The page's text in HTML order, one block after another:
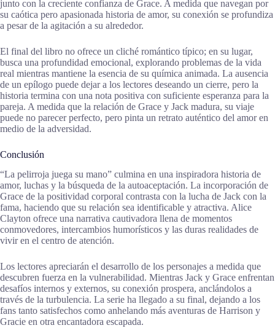
junto con la creciente confianza de Grace. A medida que navegan por
su caótica pero apasionada historia de amor, su conexión se profundiza
a pesar de la agitación a su alrededor.
El final del libro no ofrece un cliché romántico típico; en su lugar,
busca una profundidad emocional, explorando problemas de la vida
real mientras mantiene la esencia de su química animada. La ausencia
de un epílogo puede dejar a los lectores deseando un cierre, pero la
historia termina con una nota positiva con suficiente esperanza para la
pareja. A medida que la relación de Grace y Jack madura, su viaje
puede no parecer perfecto, pero pinta un retrato auténtico del amor en
medio de la adversidad.
Conclusión
“La pelirroja juega su mano” culmina en una inspiradora historia de
amor, luchas y la búsqueda de la autoaceptación. La incorporación de
Grace de la positividad corporal contrasta con la lucha de Jack con la
fama, haciendo que su relación sea identificable y atractiva. Alice
Clayton ofrece una narrativa cautivadora llena de momentos
conmovedores, intercambios humorísticos y las duras realidades de
vivir en el centro de atención.
Los lectores apreciarán el desarrollo de los personajes a medida que
descubren fuerza en la vulnerabilidad. Mientras Jack y Grace enfrentan
desafíos internos y externos, su conexión prospera, anclándolos a
través de la turbulencia. La serie ha llegado a su final, dejando a los
fans tanto satisfechos como anhelando más aventuras de Harrison y
Gracie en otra encantadora escapada.